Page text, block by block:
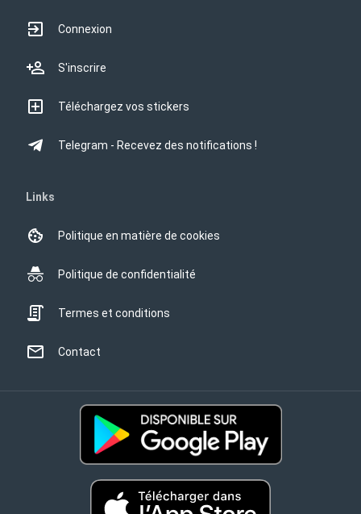
Connexion
S'inscrire
Téléchargez vos stickers
Telegram - Recevez des notifications !
Links
Politique en matière de cookies
Politique de confidentialité
Termes et conditions
Contact